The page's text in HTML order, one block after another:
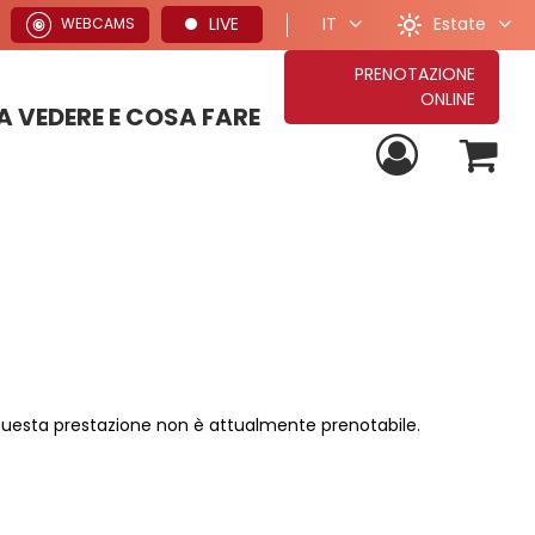
WEBCAMS LIVE IT Estate
VEDERE E COSA FARE
PRENOTAZIONE
ONLINE
prestazione non è attualmente prenotabile.